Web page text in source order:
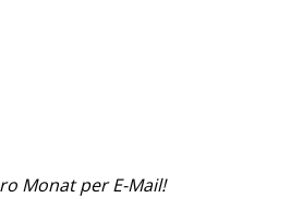
Monat per E-Mail!